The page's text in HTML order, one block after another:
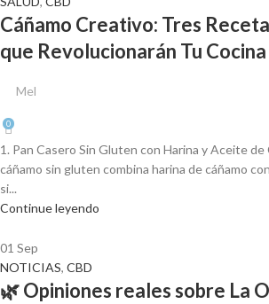
Cáñamo Creativo: Tres
que Revolucionarán Tu Cocina
Mel
0
1. Pan Casero Sin Gluten con Harina y Aceite de
cáñamo sin gluten combina harina de cáñamo
si...
Continue leyendo
01 Sep
NOTICIAS, CBD
🌿 Opiniones reales sobre La